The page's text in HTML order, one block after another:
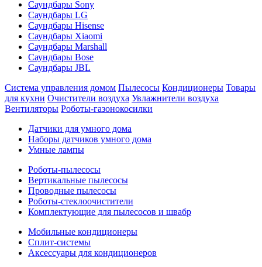
Саундбары Sony
Саундбары LG
Саундбары Hisense
Саундбары Xiaomi
Саундбары Marshall
Саундбары Bose
Саундбары JBL
Система управления домом Пылесосы Кондиционеры Товары
для кухни Очистители воздуха Увлажнители воздуха
Вентиляторы Роботы-газонокосилки
Датчики для умного дома
Наборы датчиков умного дома
Умные лампы
Роботы-пылесосы
Вертикальные пылесосы
Проводные пылесосы
Роботы-стеклоочистители
Комплектующие для пылесосов и швабр
Мобильные кондиционеры
Сплит-системы
Аксессуары для кондиционеров